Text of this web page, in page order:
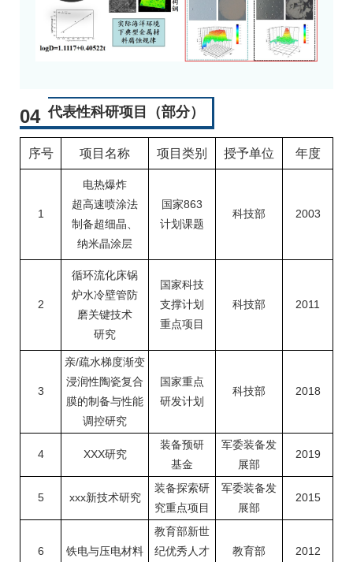
04 代表性科研项目（部分）
序号 项目名称 项目类别 授予单位 年度
1
电热爆炸
超高速喷涂法
制备超细晶、
纳米晶涂层
国家863
计划课题
科技部 2003
2
循环流化床锅
炉水冷壁管防
磨关键技术
研究
国家科技
支撑计划
重点项目
科技部 2011
3
亲/疏水梯度渐变
浸润性陶瓷复合
膜的制备与性能
调控研究
国家重点
研发计划
科技部 2018
4 XXX研究
装备预研
基金
军委装备发
展部
2019
5 xxx新技术研究
装备探索研
究重点项目
军委装备发
展部
2015
6 铁电与压电材料
教育部新世
纪优秀人才
教育部 2012